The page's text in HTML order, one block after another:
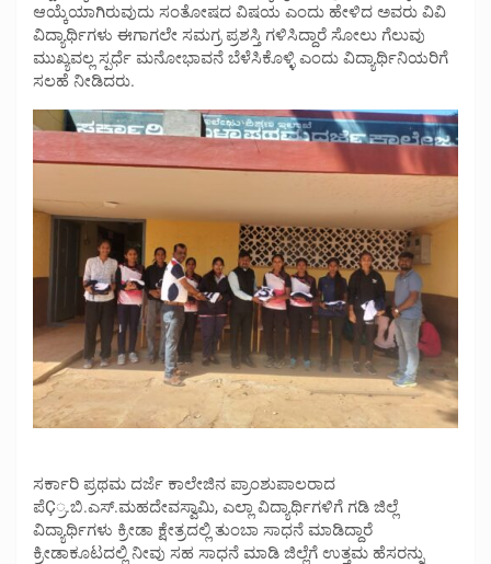
ಆಯ್ಕೆಯಾಗಿರುವುದು ಸಂತೋಷದ ವಿಷಯ ಎಂದು ಹೇಳಿದ ಅವರು ವಿವಿ
ವಿದ್ಯಾರ್ಥಿಗಳು ಈಗಾಗಲೇ ಸಮಗ್ರ ಪ್ರಶಸ್ತಿ ಗಳಿಸಿದ್ದಾರೆ ಸೋಲು ಗೆಲುವು
ಮುಖ್ಯವಲ್ಲ ಸ್ಪರ್ಧೆ ಮನೋಭಾವನೆ ಬೆಳೆಸಿಕೊಳ್ಳಿ ಎಂದು ವಿದ್ಯಾರ್ಥಿನಿಯರಿಗೆ
ಸಲಹೆ ನೀಡಿದರು.
ಸರ್ಕಾರಿ ಪ್ರಥಮ ದರ್ಜೆ ಕಾಲೇಜಿನ ಪ್ರಾಂಶುಪಾಲರಾದ
ಪೆÇ್ರ.ಬಿ.ಎಸ್.ಮಹದೇವಸ್ವಾಮಿ, ಎಲ್ಲಾ ವಿದ್ಯಾರ್ಥಿಗಳಿಗೆ ಗಡಿ ಜಿಲ್ಲೆ
ವಿದ್ಯಾರ್ಥಿಗಳು ಕ್ರೀಡಾ ಕ್ಷೇತ್ರದಲ್ಲಿ ತುಂಬಾ ಸಾಧನೆ ಮಾಡಿದ್ದಾರೆ
ಕ್ರೀಡಾಕೂಟದಲ್ಲಿ ನೀವು ಸಹ ಸಾಧನೆ ಮಾಡಿ ಜಿಲ್ಲೆಗೆ ಉತ್ತಮ ಹೆಸರನ್ನು